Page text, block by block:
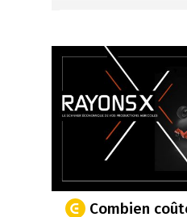
Combien